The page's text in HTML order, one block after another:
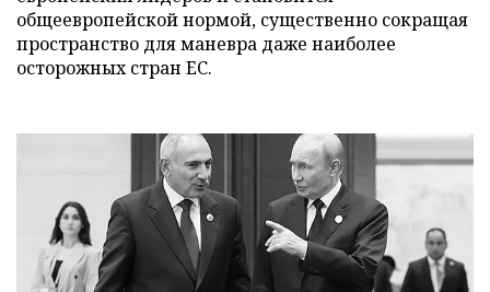
общеевропейской нормой, существенно сокращая
пространство для маневра даже наиболее
осторожных стран ЕС.